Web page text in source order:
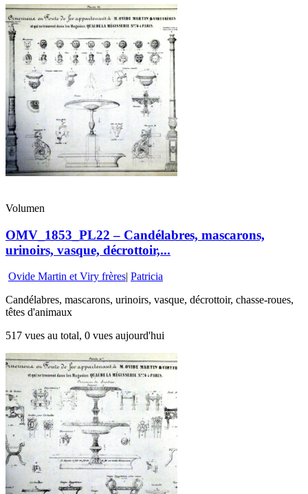
Volumen
OMV_1853_PL22 – Candélabres, mascarons,
urinoirs, vasque, décrottoir,...
Ovide Martin et Viry frères Patricia
Candélabres, mascarons, urinoirs, vasque, décrottoir, chasse-roues,
têtes d'animaux
517 vues au total, 0 vues aujourd'hui